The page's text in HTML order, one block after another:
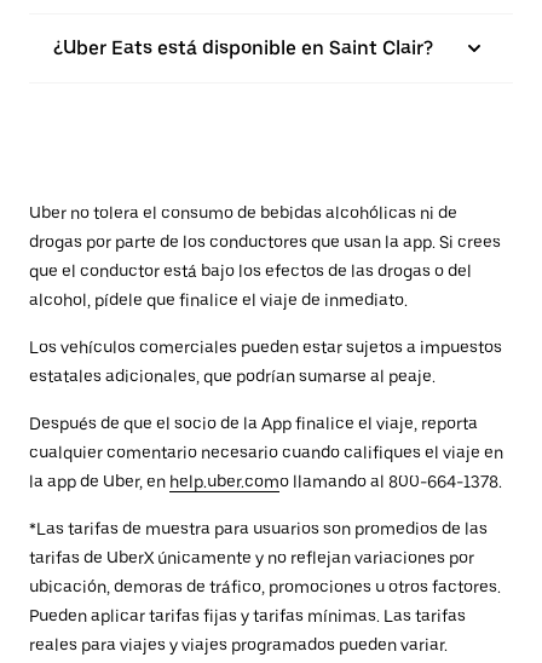
¿Uber Eats está disponible en Saint Clair?
Uber no tolera el consumo de bebidas alcohólicas ni de
drogas por parte de los conductores que usan la app. Si crees
que el conductor está bajo los efectos de las drogas o del
alcohol, pídele que finalice el viaje de inmediato.
Los vehículos comerciales pueden estar sujetos a impuestos
estatales adicionales, que podrían sumarse al peaje.
Después de que el socio de la App finalice el viaje, reporta
cualquier comentario necesario cuando califiques el viaje en
la app de Uber, en help.uber.como llamando al 800-664-1378.
*Las tarifas de muestra para usuarios son promedios de las
tarifas de UberX únicamente y no reflejan variaciones por
ubicación, demoras de tráfico, promociones u otros factores.
Pueden aplicar tarifas fijas y tarifas mínimas. Las tarifas
reales para viajes y viajes programados pueden variar.